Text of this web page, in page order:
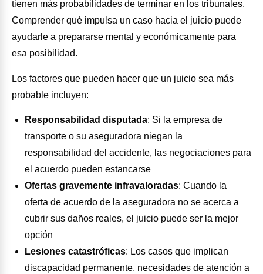
tienen más probabilidades de terminar en los tribunales.
Comprender qué impulsa un caso hacia el juicio puede
ayudarle a prepararse mental y económicamente para
esa posibilidad.
Los factores que pueden hacer que un juicio sea más
probable incluyen:
Responsabilidad disputada: Si la empresa de
transporte o su aseguradora niegan la
responsabilidad del accidente, las negociaciones para
el acuerdo pueden estancarse
Ofertas gravemente infravaloradas: Cuando la
oferta de acuerdo de la aseguradora no se acerca a
cubrir sus daños reales, el juicio puede ser la mejor
opción
Lesiones catastróficas: Los casos que implican
discapacidad permanente, necesidades de atención a